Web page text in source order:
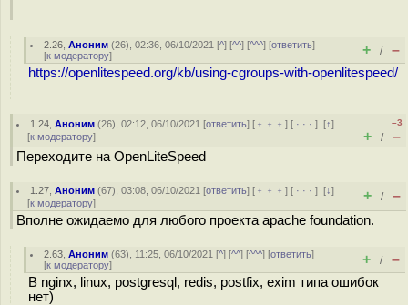
2.26 ,Аноним (26), 02:36, 06/10/2021 [^] [^^] [^^^] [ответить]
[к модератору] + / –
https://openlitespeed.org/kb/using-cgroups-with-openlitespeed/
1.24 ,Аноним (26), 02:12, 06/10/2021 [ответить] [ ﹢﹢﹢] [ · · ·][↑]
[к модератору]
–3
+ / –
Переходите на OpenLiteSpeed
1.27 ,Аноним (67), 03:08, 06/10/2021 [ответить] [ ﹢﹢﹢] [ · · ·][↓]
[к модератору] + / –
Вполне ожидаемо для любого проекта apache foundation.
2.63 ,Аноним (63), 11:25, 06/10/2021 [^] [^^] [^^^] [ответить]
[к модератору] + / –
В nginx, linux, postgresql, redis, postfix, exim типа ошибок
нет)